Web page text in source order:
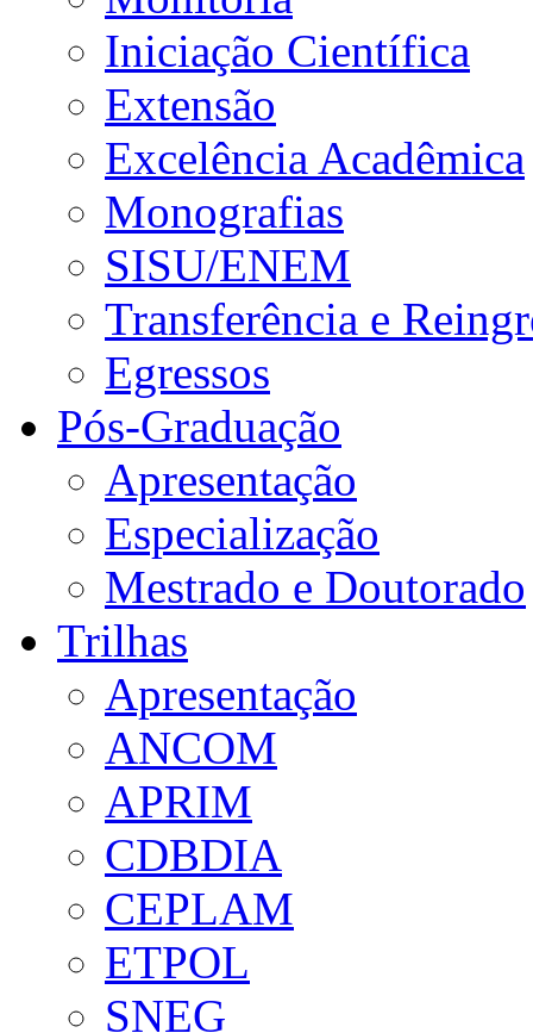
Iniciação Científica
Extensão
Excelência Acadêmica
Monografias
SISU/ENEM
Transferência e
Egressos
Pós-Graduação
Apresentação
Especialização
Mestrado e Doutorado
Trilhas
Apresentação
ANCOM
APRIM
CDBDIA
CEPLAM
ETPOL
SNEG